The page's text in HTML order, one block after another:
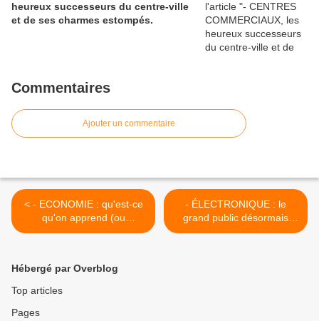
heureux successeurs du centre-ville
et de ses charmes estompés.
Commentaires
Ajouter un commentaire
< - ECONOMIE : qu'est-ce
qu'on apprend (ou
n'apprend pas) à l'école.
- ÉLECTRONIQUE : le
grand public désormais
moins motivé par
Hébergé par Overblog
Top articles
Pages